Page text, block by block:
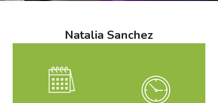
Natalia Sanchez